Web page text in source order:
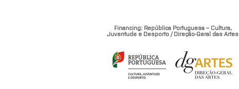
Financing: República Portuguesa – Cultura,
Juventude e Desporto / Direção-Geral das Artes